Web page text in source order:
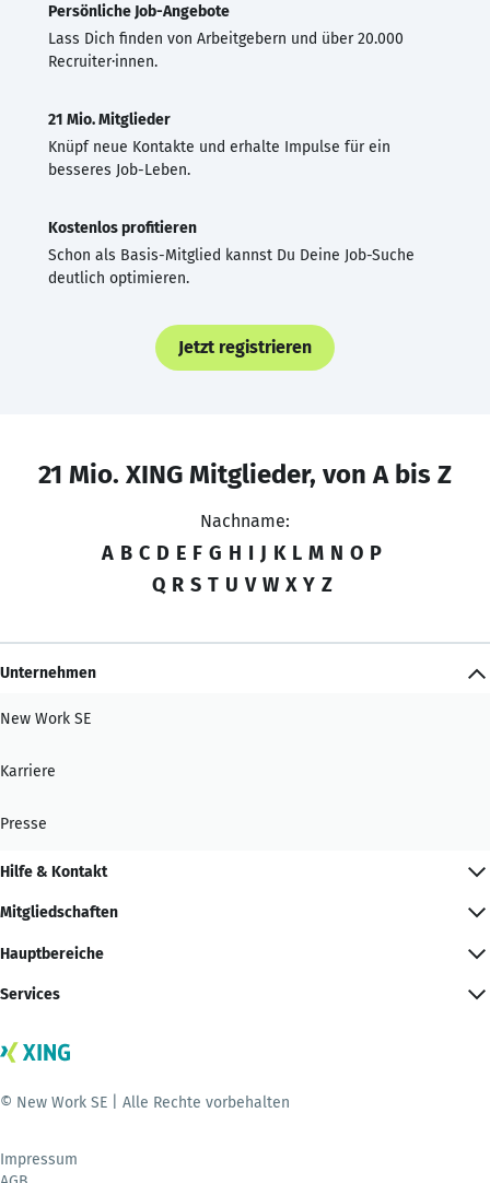
Persönliche Job-Angebote
Lass Dich finden von Arbeitgebern und über 20.000
Recruiter·innen.
21 Mio. Mitglieder
Knüpf neue Kontakte und erhalte Impulse für ein
besseres Job-Leben.
Kostenlos profitieren
Schon als Basis-Mitglied kannst Du Deine Job-Suche
deutlich optimieren.
Jetzt registrieren
21 Mio. XING Mitglieder, von A bis Z
Nachname:
A B C D E F G H I J K L M N O P
Q R S T U V W X Y Z
Unternehmen
New Work SE
Karriere
Presse
Hilfe & Kontakt
Mitgliedschaften
Hauptbereiche
Services
© New Work SE | Alle Rechte vorbehalten
Impressum